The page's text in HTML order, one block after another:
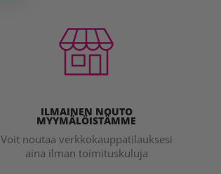
ILMAINEN NOUTO
MYYMÄLÖISTÄMME
Voit noutaa verkkokauppatilauksesi
aina ilman toimituskuluja